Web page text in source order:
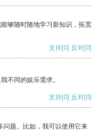
够随时随地学习新知识，拓宽
支持[0] 反对[0]
不同的娱乐需求。
支持[0] 反对[0]
问题。比如，我可以使用它来